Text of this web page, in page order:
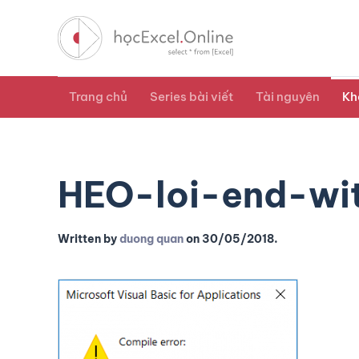
Trang chủ Series bài viết Tài nguyên
HEO-loi-end-
Written byduong quanon 30/05/2018.